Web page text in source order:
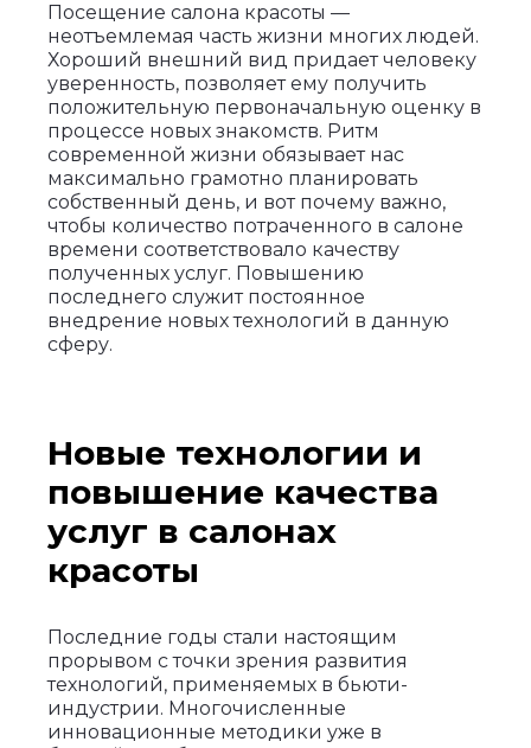
Посещение салона красоты —
неотъемлемая часть жизни многих людей.
Хороший внешний вид придает человеку
уверенность, позволяет ему получить
положительную первоначальную оценку в
процессе новых знакомств. Ритм
современной жизни обязывает нас
максимально грамотно планировать
собственный день, и вот почему важно,
чтобы количество потраченного в салоне
времени соответствовало качеству
полученных услуг. Повышению
последнего служит постоянное
внедрение новых технологий в данную
сферу.
Новые технологии и
повышение качества
услуг в салонах
красоты
Последние годы стали настоящим
прорывом с точки зрения развития
технологий, применяемых в бьюти-
индустрии. Многочисленные
инновационные методики уже в